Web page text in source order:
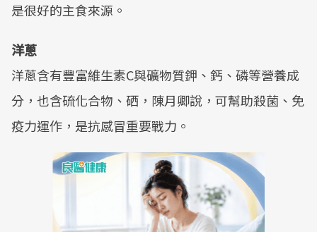
是很好的主食來源。
洋蔥
洋蔥含有豐富維生素C與礦物質鉀、鈣、磷等營養成
分，也含硫化合物、硒，陳月卿說，可幫助殺菌、免
疫力運作，是抗感冒重要戰力。